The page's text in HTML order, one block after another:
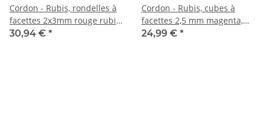
Cordon - Rubis, rondelles à
facettes 2x3mm rouge rubis,
longueur 39,5cm /1718
30,94 € *
Cordon - Rubis, cubes à
facettes 2,5 mm magenta,
longueur 39 cm /7867
24,99 € *